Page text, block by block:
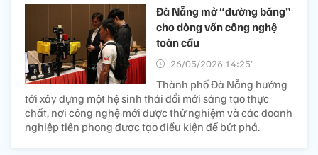
Đà Nẵng mở “đường băng”
cho dòng vốn công nghệ
toàn cầu
26/05/2026 14:25’
Thành phố Đà Nẵng hướng
tới xây dựng một hệ sinh thái đổi mới sáng tạo thực
chất, nơi công nghệ mới được thử nghiệm và các doanh
nghiệp tiên phong được tạo điều kiện để bứt phá.